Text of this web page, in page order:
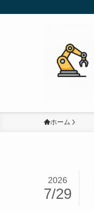
ホーム
2026
7/29